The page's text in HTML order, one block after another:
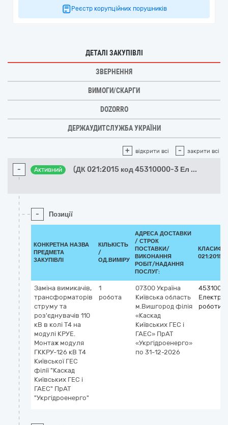
Реєстр корупційних порушників
ДЕТАЛІ ЗАКУПІВЛІ
ЗВЕРНЕННЯ
ВИМОГИ/СКАРГИ
DOZORRO
ДЕРЖАУДИТСЛУЖБА УКРАЇНИ
+ відкрити всі - закрити всі
- Активний (ДК 021:2015 код 45310000-3 Ел ...
- Позиції
КОНКРЕТНА НАЗВА
ПРЕДМЕТА
ЗАКУПІВЛІ
КІЛЬКІСТЬ
/
ОД.ВИМІРУ
АДРЕСА ДОСТАВКИ
/ СТРОК
ПОСТАВКИ/
ВИКОНАННЯ
РОБІТ/НАДАННЯ
ПОСЛУГ:
021:2015
Заміна вимикачів,
трансформаторів
струму та
роз'єднувачів 110
кВ в колі Т4 на
модулі КРУЕ.
Монтаж модуля
ГККРУ-126 кВ Т4
Київської ГЕС
філії "Каскад
Київських ГЕС і
ГАЕС" ПрАТ
"Укргідроенерго"
1
робота
07300 Україна
Київська область
м.Вишгород філія
«Каскад
Київських ГЕС і
ГАЕС» ПрАТ
«Укргідроенерго»
по 31-12-2026
роботи